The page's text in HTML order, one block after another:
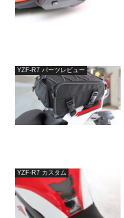
YZF-R7 パーツレビュー
YZF-R7 カスタム